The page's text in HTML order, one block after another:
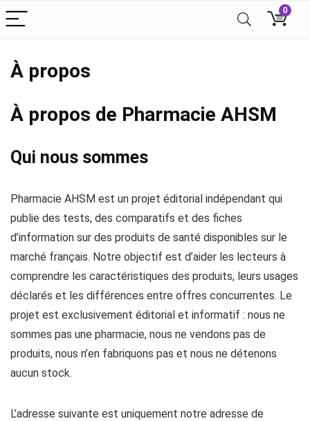
0
À propos
À propos de Pharmacie AHSM
Qui nous sommes
Pharmacie AHSM est un projet éditorial indépendant qui
publie des tests, des comparatifs et des fiches
d’information sur des produits de santé disponibles sur le
marché français. Notre objectif est d’aider les lecteurs à
comprendre les caractéristiques des produits, leurs usages
déclarés et les différences entre offres concurrentes. Le
projet est exclusivement éditorial et informatif : nous ne
sommes pas une pharmacie, nous ne vendons pas de
produits, nous n’en fabriquons pas et nous ne détenons
aucun stock.
L’adresse suivante est uniquement notre adresse de